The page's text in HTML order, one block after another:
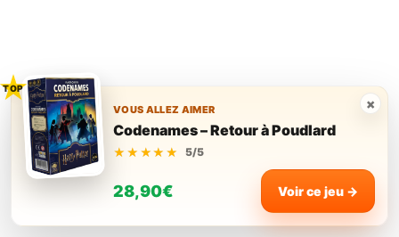
×
VOUS ALLEZ AIMER
Codenames – Retour à Poudlard
★★★★★
★★★★★ 5/5
28,90€ Voir ce jeu →